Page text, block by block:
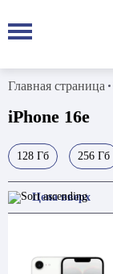
Главная страница
iPhone 16e
128 Гб 256 Гб